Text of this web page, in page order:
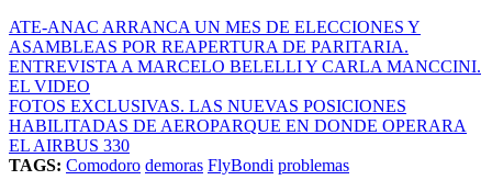
ATE-ANAC ARRANCA UN MES DE ELECCIONES Y
ASAMBLEAS POR REAPERTURA DE PARITARIA.
ENTREVISTA A MARCELO BELELLI Y CARLA MANCCINI.
EL VIDEO
FOTOS EXCLUSIVAS. LAS NUEVAS POSICIONES
HABILITADAS DE AEROPARQUE EN DONDE OPERARA
EL AIRBUS 330
TAGS: Comodoro demoras FlyBondi problemas